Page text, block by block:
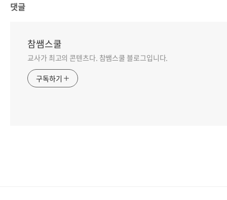
댓글
참쌤스쿨
교사가 최고의 콘텐츠다. 참쌤스쿨 블로그입니다.
구독하기